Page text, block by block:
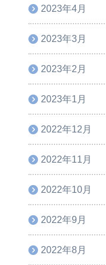
2023年4月
2023年3月
2023年2月
2023年1月
2022年12月
2022年11月
2022年10月
2022年9月
2022年8月